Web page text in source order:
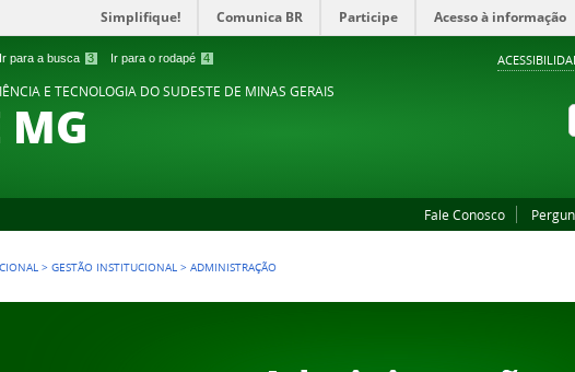
Ir para a busca 3 Ir para o rodapé 4
Simplifique! Comunica BR Participe Acesso à informação
E TECNOLOGIA DO SUDESTE DE MINAS GERAIS
MG
Fale Conosco
>GESTÃO INSTITUCIONAL >ADMINISTRAÇÃO